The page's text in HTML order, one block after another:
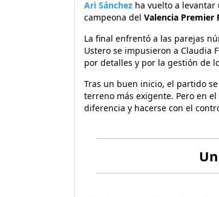
Ari Sánchezha vuelto a levantar
campeona del Valencia Premier
La final enfrentó a las parejas
Ustero se impusieron a Claudia
por detalles y por la gestión de
Tras un buen inicio, el partido
terreno más exigente. Pero en
diferencia y hacerse con el